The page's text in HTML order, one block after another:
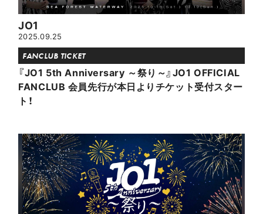
JO1
2025.09.25
FANCLUB TICKET
『JO1 5th Anniversary ～祭り～』JO1 OFFICIAL
FANCLUB 会員先行が本日よりチケット受付スター
ト！